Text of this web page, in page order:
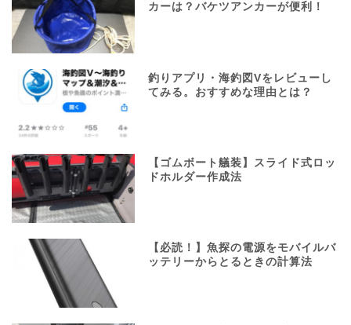
カーは？バケツアンカーが便利！
釣りアプリ・海釣図Vをレビューし
てみる。おすすめな理由とは？
【ゴムボート艤装】スライド式ロッ
ドホルダー作成法
【必読！】魚探の電源をモバイルバ
ッテリーからとるときの計算法